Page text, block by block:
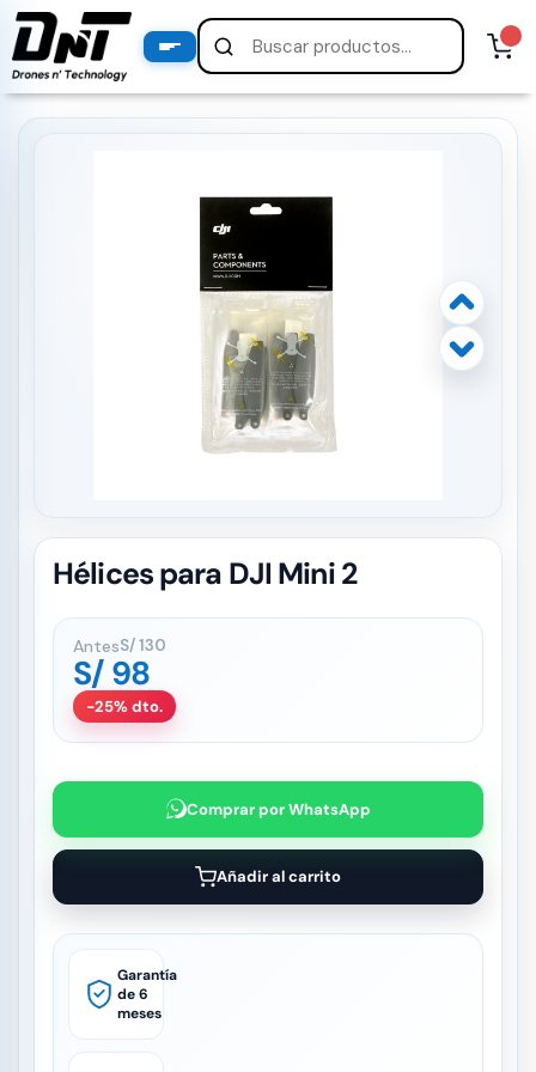
Hélices para DJI Mini 2
AntesS/130
S/ 98
-25% dto.
Comprar por WhatsApp
Añadir al carrito
Garantía
de 6
meses
PRODUCTOS
productos destacados